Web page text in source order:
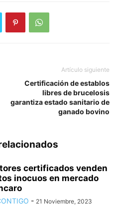
Artículo siguiente
Certificación de establos
libres de brucelosis
garantiza estado sanitario de
ganado bovino
certificados venden
inocuos en mercado
- 21 Noviembre, 2023